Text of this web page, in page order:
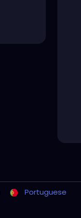
Portuguese